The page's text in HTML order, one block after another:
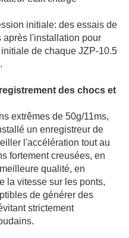
initiale: des essais de
après l'installation pour
de chaque JZP‐10.5
des chocs et
extrêmes de 50g/11ms,
un enregistreur de
l'accélération tout au
fortement creusées, en
qualité, en
la vitesse sur les ponts,
de générer des
strictement